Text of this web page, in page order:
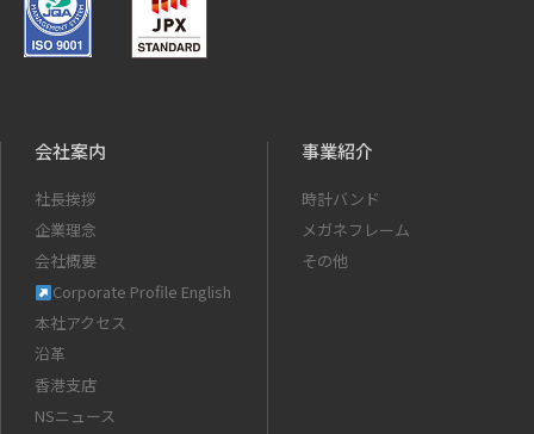
会社案内
社長挨拶
企業理念
会社概要
Corporate Profile English
本社アクセス
沿革
香港支店
NSニュース
事業紹介
時計バンド
メガネフレーム
その他